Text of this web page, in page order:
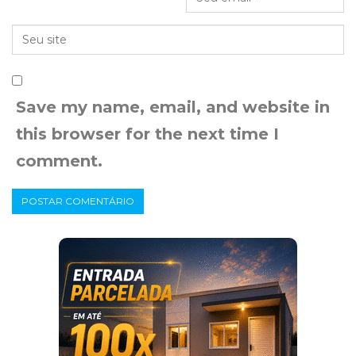
Save my name, email, and website in
this browser for the next time I
comment.